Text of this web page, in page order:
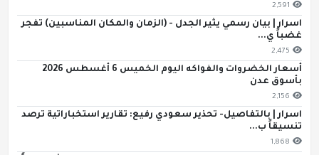
2,591
اسرار | بيان رسمي يثير الجدل - (الزمان والمكان المناسبين) تفجر
غضباً ي...
2,475
أسعار الخضروات والفواكه اليوم الخميس 6 أغسطس 2026
بأسوق عدن
2,156
اسرار | بالتفاصيل- تحذير سعودي رفيع: تقارير استخباراتية ترصد
تنسيقاً ب...
1,868